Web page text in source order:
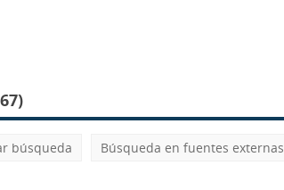
búsqueda Búsqueda en fuentes externas